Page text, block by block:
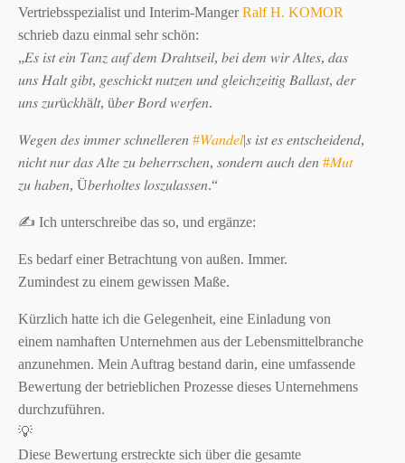
Vertriebsspezialist und Interim-MangerRalf H. KOMOR
schrieb dazu einmal sehr schön:
„𝐸𝑠 𝑖𝑠𝑡 𝑒𝑖𝑛 𝑇𝑎𝑛𝑧 𝑎𝑢𝑓 𝑑𝑒𝑚 𝐷𝑟𝑎ℎ𝑡𝑠𝑒𝑖𝑙, 𝑏𝑒𝑖 𝑑𝑒𝑚 𝑤𝑖𝑟 𝐴𝑙𝑡𝑒𝑠, 𝑑𝑎𝑠
𝑢𝑛𝑠 𝐻𝑎𝑙𝑡 𝑔𝑖𝑏𝑡, 𝑔𝑒𝑠𝑐ℎ𝑖𝑐𝑘𝑡 𝑛𝑢𝑡𝑧𝑒𝑛 𝑢𝑛𝑑 𝑔𝑙𝑒𝑖𝑐ℎ𝑧𝑒𝑖𝑡𝑖𝑔 𝐵𝑎𝑙𝑙𝑎𝑠𝑡, 𝑑𝑒𝑟
𝑢𝑛𝑠 𝑧𝑢𝑟ü𝑐𝑘ℎä𝑙𝑡, ü𝑏𝑒𝑟 𝐵𝑜𝑟𝑑 𝑤𝑒𝑟𝑓𝑒𝑛.
𝑊𝑒𝑔𝑒𝑛 𝑑𝑒𝑠 𝑖𝑚𝑚𝑒𝑟 𝑠𝑐ℎ𝑛𝑒𝑙𝑙𝑒𝑟𝑒𝑛 #𝑊𝑎𝑛𝑑𝑒𝑙|𝑠 𝑖𝑠𝑡 𝑒𝑠 𝑒𝑛𝑡𝑠𝑐ℎ𝑒𝑖𝑑𝑒𝑛𝑑,
𝑛𝑖𝑐ℎ𝑡 𝑛𝑢𝑟 𝑑𝑎𝑠 𝐴𝑙𝑡𝑒 𝑧𝑢 𝑏𝑒ℎ𝑒𝑟𝑟𝑠𝑐ℎ𝑒𝑛, 𝑠𝑜𝑛𝑑𝑒𝑟𝑛 𝑎𝑢𝑐ℎ 𝑑𝑒𝑛 #𝑀𝑢𝑡
𝑧𝑢 ℎ𝑎𝑏𝑒𝑛, Ü𝑏𝑒𝑟ℎ𝑜𝑙𝑡𝑒𝑠 𝑙𝑜𝑠𝑧𝑢𝑙𝑎𝑠𝑠𝑒𝑛.“
✍ Ich unterschreibe das so, und ergänze:
Es bedarf einer Betrachtung von außen. Immer.
Zumindest zu einem gewissen Maße.
Kürzlich hatte ich die Gelegenheit, eine Einladung von
einem namhaften Unternehmen aus der Lebensmittelbranche
anzunehmen. Mein Auftrag bestand darin, eine umfassende
Bewertung der betrieblichen Prozesse dieses Unternehmens
durchzuführen.
💡
Diese Bewertung erstreckte sich über die gesamte